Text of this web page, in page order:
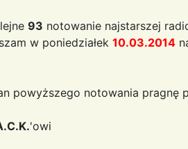
93 notowanie najstarszej
w poniedziałek 10.03.2014
powyższego notowania pragnę
'owi